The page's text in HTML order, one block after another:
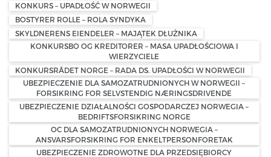
KONKURS – UPADŁOŚĆ W NORWEGII
BOSTYRER ROLLE – ROLA SYNDYKA
SKYLDNERENS EIENDELER – MAJĄTEK DŁUŻNIKA
KONKURSBO OG KREDITORER – MASA UPADŁOŚCIOWA I
WIERZYCIELE
KONKURSRÅDET NORGE – RADA DS. UPADŁOŚCI W NORWEGII
UBEZPIECZENIE DLA SAMOZATRUDNIONYCH W NORWEGII –
FORSIKRING FOR SELVSTENDIG NÆRINGSDRIVENDE
UBEZPIECZENIE DZIAŁALNOŚCI GOSPODARCZEJ NORWEGIA –
BEDRIFTSFORSIKRING NORGE
OC DLA SAMOZATRUDNIONYCH NORWEGIA –
ANSVARSFORSIKRING FOR ENKELTPERSONFORETAK
UBEZPIECZENIE ZDROWOTNE DLA PRZEDSIĘBIORCY